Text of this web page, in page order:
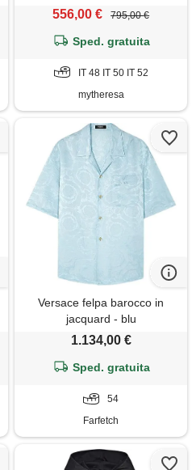
556,00 € 795,00 €
Sped. gratuita
IT 48 IT 50 IT 52
mytheresa
Versace felpa barocco in
jacquard - blu
1.134,00 €
Sped. gratuita
54
Farfetch